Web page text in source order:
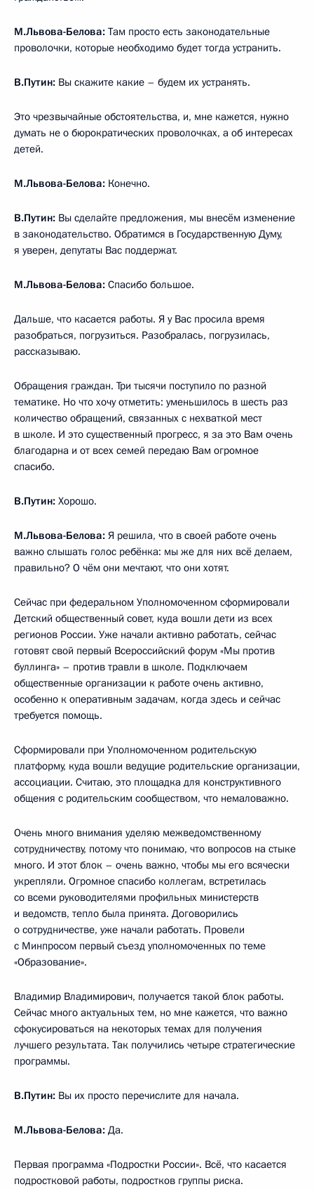
М.Львова-Белова: Там просто есть законодательные
проволочки, которые необходимо будет тогда устранить.
В.Путин: Вы скажите какие – будем их устранять.
Это чрезвычайные обстоятельства, и, мне кажется, нужно
думать не о бюрократических проволочках, а об интересах
детей.
М.Львова-Белова: Конечно.
В.Путин: Вы сделайте предложения, мы внесём изменение
в законодательство. Обратимся в Государственную Думу,
я уверен, депутаты Вас поддержат.
М.Львова-Белова: Спасибо большое.
Дальше, что касается работы. Я у Вас просила время
разобраться, погрузиться. Разобралась, погрузилась,
рассказываю.
Обращения граждан. Три тысячи поступило по разной
тематике. Но что хочу отметить: уменьшилось в шесть раз
количество обращений, связанных с нехваткой мест
в школе. И это существенный прогресс, я за это Вам очень
благодарна и от всех семей передаю Вам огромное
спасибо.
В.Путин: Хорошо.
М.Львова-Белова: Я решила, что в своей работе очень
важно слышать голос ребёнка: мы же для них всё делаем,
правильно? О чём они мечтают, что они хотят.
Сейчас при федеральном Уполномоченном сформировали
Детский общественный совет, куда вошли дети из всех
регионов России. Уже начали активно работать, сейчас
готовят свой первый Всероссийский форум «Мы против
буллинга» – против травли в школе. Подключаем
общественные организации к работе очень активно,
особенно к оперативным задачам, когда здесь и сейчас
требуется помощь.
Сформировали при Уполномоченном родительскую
платформу, куда вошли ведущие родительские организации,
ассоциации. Считаю, это площадка для конструктивного
общения с родительским сообществом, что немаловажно.
Очень много внимания уделяю межведомственному
сотрудничеству, потому что понимаю, что вопросов на стыке
много. И этот блок – очень важно, чтобы мы его всячески
укрепляли. Огромное спасибо коллегам, встретилась
со всеми руководителями профильных министерств
и ведомств, тепло была принята. Договорились
о сотрудничестве, уже начали работать. Провели
с Минпросом первый съезд уполномоченных по теме
«Образование».
Владимир Владимирович, получается такой блок работы.
Сейчас много актуальных тем, но мне кажется, что важно
сфокусироваться на некоторых темах для получения
лучшего результата. Так получились четыре стратегические
программы.
В.Путин: Вы их просто перечислите для начала.
М.Львова-Белова: Да.
Первая программа «Подростки России». Всё, что касается
подростковой работы, подростков группы риска.